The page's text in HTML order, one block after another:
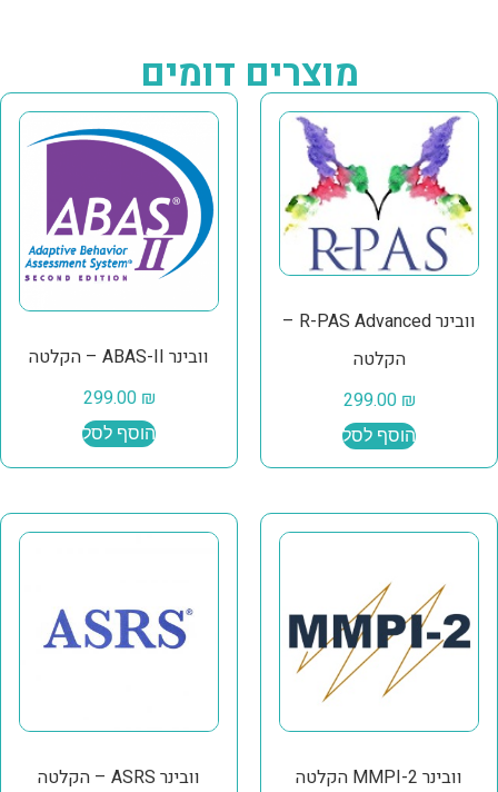
מוצרים דומים
וובינר R-PAS Advanced –
הקלטה
299.00 ₪
הוסף לסל
וובינר ABAS-II – הקלטה
299.00 ₪
הוסף לסל
וובינר MMPI-2 הקלטה
וובינר ASRS – הקלטה